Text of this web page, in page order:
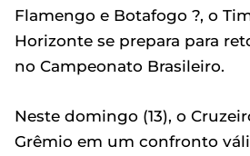
Flamengo e Botafogo ?, o
Horizonte se prepara para
no Campeonato Brasileiro.
Neste domingo (13), o
Grêmio em um confronto